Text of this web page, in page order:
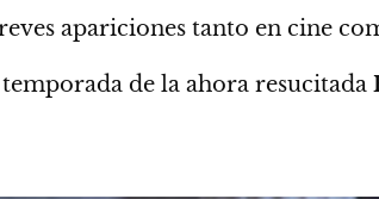
apariciones tanto en cine
de la ahora resucitada